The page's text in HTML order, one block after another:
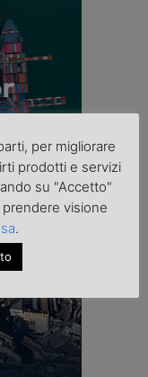
per migliorare
prodotti e servizi
su "Accetto"
visione
.